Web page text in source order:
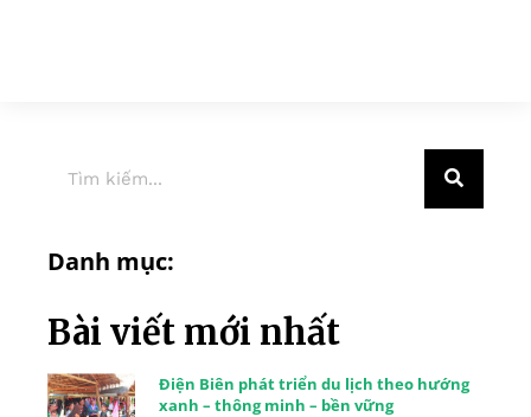
Danh mục:
Bài viết mới nhất
Điện Biên phát triển du lịch theo hướng
xanh – thông minh – bền vững